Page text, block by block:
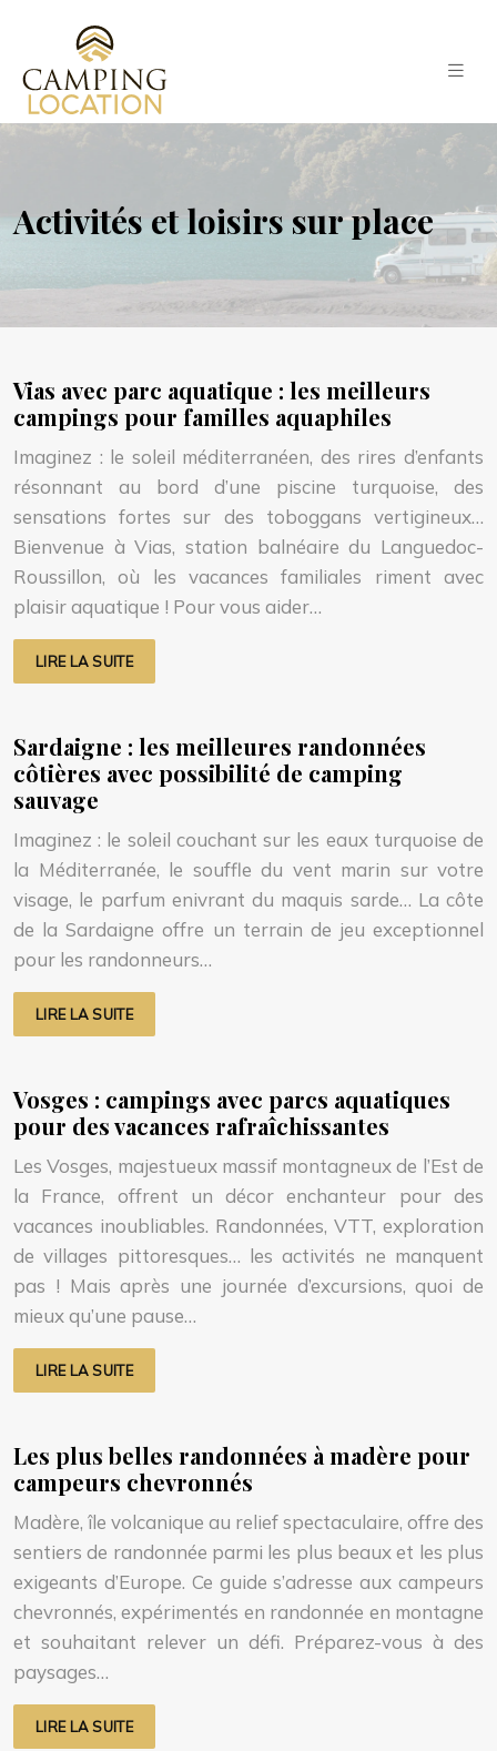
Activités et loisirs sur place
Vias avec parc aquatique : les meilleurs
campings pour familles aquaphiles
Imaginez : le soleil méditerranéen, des rires d’enfants
résonnant au bord d’une piscine turquoise, des
sensations fortes sur des toboggans vertigineux…
Bienvenue à Vias, station balnéaire du Languedoc-
Roussillon, où les vacances familiales riment avec
plaisir aquatique ! Pour vous aider…
LIRE LA SUITE
Sardaigne : les meilleures randonnées
côtières avec possibilité de camping
sauvage
Imaginez : le soleil couchant sur les eaux turquoise de
la Méditerranée, le souffle du vent marin sur votre
visage, le parfum enivrant du maquis sarde… La côte
de la Sardaigne offre un terrain de jeu exceptionnel
pour les randonneurs…
LIRE LA SUITE
Vosges : campings avec parcs aquatiques
pour des vacances rafraîchissantes
Les Vosges, majestueux massif montagneux de l’Est de
la France, offrent un décor enchanteur pour des
vacances inoubliables. Randonnées, VTT, exploration
de villages pittoresques… les activités ne manquent
pas ! Mais après une journée d’excursions, quoi de
mieux qu’une pause…
LIRE LA SUITE
Les plus belles randonnées à madère pour
campeurs chevronnés
Madère, île volcanique au relief spectaculaire, offre des
sentiers de randonnée parmi les plus beaux et les plus
exigeants d’Europe. Ce guide s’adresse aux campeurs
chevronnés, expérimentés en randonnée en montagne
et souhaitant relever un défi. Préparez-vous à des
paysages…
LIRE LA SUITE